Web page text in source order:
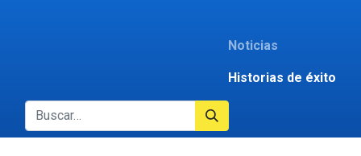
Noticias
Historias de éxito